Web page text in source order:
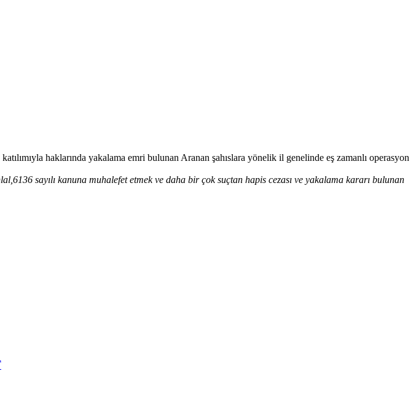
haklarında yakalama emri bulunan Aranan şahıslara yönelik il genelinde eş zamanlı operasyon
sayılı kanuna muhalefet etmek ve daha bir çok suçtan hapis cezası ve yakalama kararı bulunan